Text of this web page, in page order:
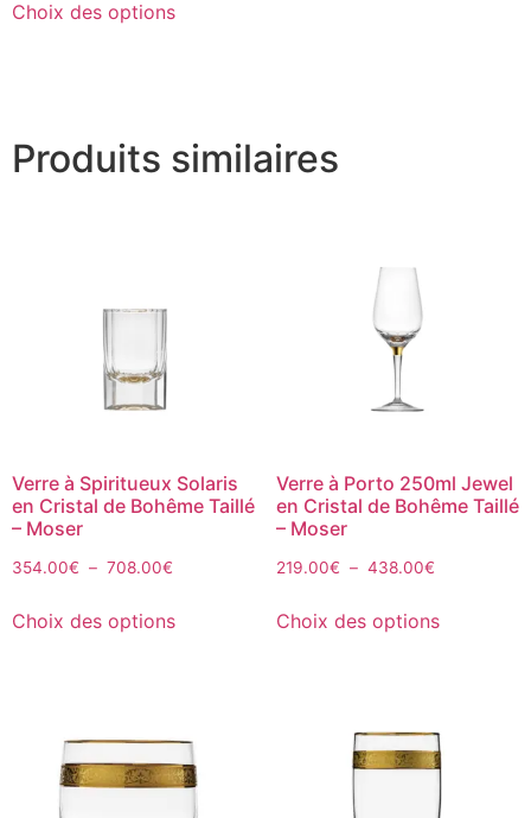
Choix des options
Produits similaires
Verre à Spiritueux Solaris
en Cristal de Bohême Taillé
– Moser
354.00€ – 708.00€
Choix des options
Verre à Porto 250ml Jewel
en Cristal de Bohême Taillé
– Moser
219.00€ – 438.00€
Choix des options